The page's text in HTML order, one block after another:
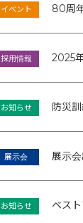
イベント 80周
採用情報 2025
お知らせ 防災
展示会 展示
お知らせ ベス